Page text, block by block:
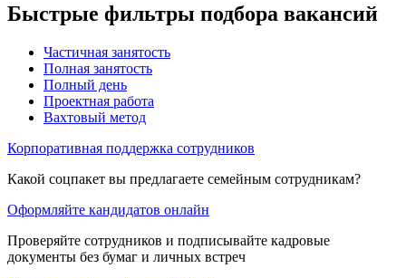
Быстрые фильтры подбора вакансий
Частичная занятость
Полная занятость
Полный день
Проектная работа
Вахтовый метод
Корпоративная поддержка сотрудников
Какой соцпакет вы предлагаете семейным сотрудникам?
Оформляйте кандидатов онлайн
Проверяйте сотрудников и подписывайте кадровые
документы без бумаг и личных встреч